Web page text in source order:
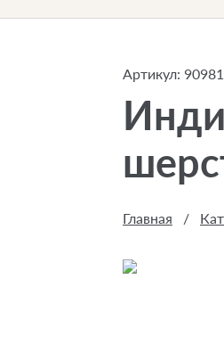
Артикул:
Главная /